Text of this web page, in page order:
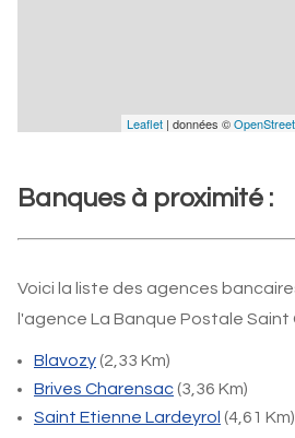
Leaflet | données ©
Banques à proximité :
Voici la liste des agences
l'agence La Banque Postale Saint
Blavozy(2,33 Km)
Brives Charensac(3,36 Km)
Saint Etienne Lardeyrol (4,61 Km)